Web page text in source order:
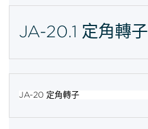
JA-20.1 定角轉子
JA-20 定角轉子